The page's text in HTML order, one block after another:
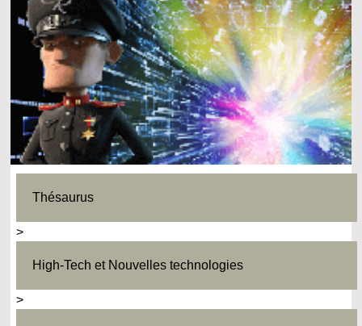
Thésaurus
>
High-Tech et Nouvelles technologies
>